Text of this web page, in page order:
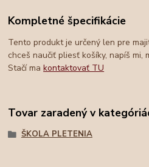
Kompletné špecifikácie
Tento produkt je určený len pre
chceš naučiť pliesť košíky, napíš mi,
Stačí makontaktovať TU
Tovar zaradený v
ŠKOLA PLETENIA